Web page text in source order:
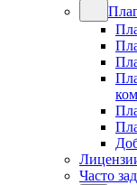
Часто